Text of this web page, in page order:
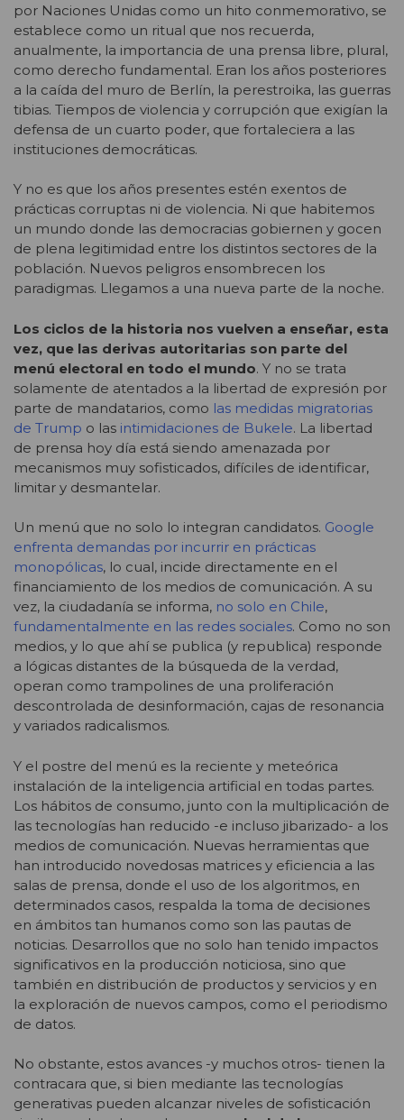
por Naciones Unidas como un hito conmemorativo, se
establece como un ritual que nos recuerda,
anualmente, la importancia de una prensa libre, plural,
como derecho fundamental. Eran los años posteriores
a la caída del muro de Berlín, la perestroika, las guerras
tibias. Tiempos de violencia y corrupción que exigían la
defensa de un cuarto poder, que fortaleciera a las
instituciones democráticas.
Y no es que los años presentes estén exentos de
prácticas corruptas ni de violencia. Ni que habitemos
un mundo donde las democracias gobiernen y gocen
de plena legitimidad entre los distintos sectores de la
población. Nuevos peligros ensombrecen los
paradigmas. Llegamos a una nueva parte de la noche.
Los ciclos de la historia nos vuelven a enseñar, esta
vez, que las derivas autoritarias son parte del
menú electoral en todo el mundo. Y no se trata
solamente de atentados a la libertad de expresión por
parte de mandatarios, como las medidas migratorias
de Trump o las intimidaciones de Bukele. La libertad
de prensa hoy día está siendo amenazada por
mecanismos muy sofisticados, difíciles de identificar,
limitar y desmantelar.
Un menú que no solo lo integran candidatos. Google
enfrenta demandas por incurrir en prácticas
monopólicas, lo cual, incide directamente en el
financiamiento de los medios de comunicación. A su
vez, la ciudadanía se informa, no solo en Chile,
fundamentalmente en las redes sociales. Como no son
medios, y lo que ahí se publica (y republica) responde
a lógicas distantes de la búsqueda de la verdad,
operan como trampolines de una proliferación
descontrolada de desinformación, cajas de resonancia
y variados radicalismos.
Y el postre del menú es la reciente y meteórica
instalación de la inteligencia artificial en todas partes.
Los hábitos de consumo, junto con la multiplicación de
las tecnologías han reducido -e incluso jibarizado- a los
medios de comunicación. Nuevas herramientas que
han introducido novedosas matrices y eficiencia a las
salas de prensa, donde el uso de los algoritmos, en
determinados casos, respalda la toma de decisiones
en ámbitos tan humanos como son las pautas de
noticias. Desarrollos que no solo han tenido impactos
significativos en la producción noticiosa, sino que
también en distribución de productos y servicios y en
la exploración de nuevos campos, como el periodismo
de datos.
No obstante, estos avances -y muchos otros- tienen la
contracara que, si bien mediante las tecnologías
generativas pueden alcanzar niveles de sofisticación